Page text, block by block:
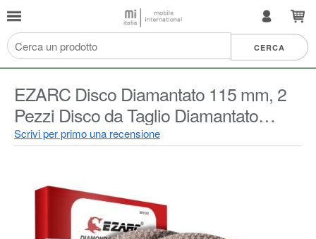
EZARC Disco Diamantato 115 mm, 2
Pezzi Disco da Taglio Diamantato
Turbo Mola da Super Sottile per Gres
Scrivi per primo una recensione